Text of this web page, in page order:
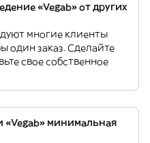
«Vegab» от других
многие клиенты
один заказ. Сделайте
свое собственное
«Vegab» минимальная